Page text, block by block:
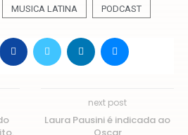
MUSICA LATINA PODCAST
next post
Laura Pausini é indicada ao